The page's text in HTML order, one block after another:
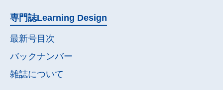
専門誌Learning Design
最新号目次
バックナンバー
雑誌について